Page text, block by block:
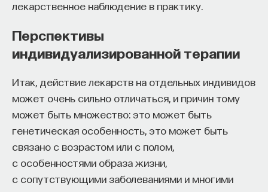
лекарственное наблюдение в практику.
Перспективы
индивидуализированной терапии
Итак, действие лекарств на отдельных индивидов
может очень сильно отличаться, и причин тому
может быть множество: это может быть
генетическая особенность, это может быть
связано с возрастом или с полом,
с особенностями образа жизни,
с сопутствующими заболеваниями и многими
220 публикаций
ИСКУССТВЕННЫЙ ИНТЕЛЛЕКТ
АКАДЕМИЧЕСКАЯ СРЕДА
НЕЙРОСЕТЕВЫЕ АРХИТЕКТУРЫ
СТРОИТЕЛИ БУДУЩЕГО
ПАРТНЁР ПРОЕКТА